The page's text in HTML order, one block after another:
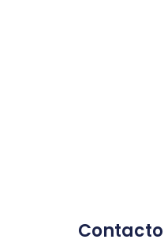
Contacto